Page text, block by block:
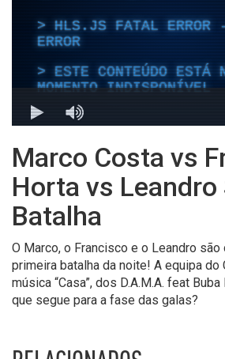
Marco Costa vs
Horta vs Leandro
Batalha
O Marco, o Francisco e o Leandro
primeira batalha da noite! A equipa do
música “Casa”, dos D.A.M.A. feat
que segue para a fase das galas?